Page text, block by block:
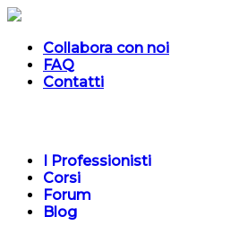
Collabora con noi
FAQ
Contatti
I Professionisti
Corsi
Forum
Blog